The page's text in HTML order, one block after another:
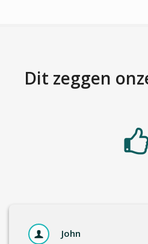
Dit zeggen
John